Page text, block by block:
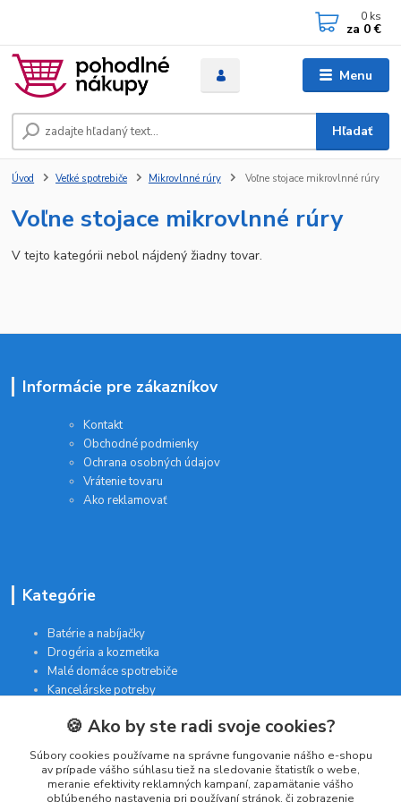
Menu
Hľadať
0 ks
za 0 €
Úvod Veľké spotrebiče Mikrovlnné rúry Voľne stojace mikrovlnné rúry
Voľne stojace mikrovlnné rúry
V tejto kategórii nebol nájdený žiadny tovar.
Informácie pre zákazníkov
Kontakt
Obchodné podmienky
Ochrana osobných údajov
Vrátenie tovaru
Ako reklamovať
Kategórie
Batérie a nabíjačky
Drogéria a kozmetika
Malé domáce spotrebiče
Kancelárske potreby
Kontakt
INTERGAM s.r.o
🍪 Ako by ste radi svoje cookies?
Súbory cookies používame na správne fungovanie nášho e-shopu
av prípade vášho súhlasu tiež na sledovanie štatistík o webe,
meranie efektivity reklamných kampaní, zapamätanie vášho
obľúbeného nastavenia pri používaní stránok, či zobrazenie